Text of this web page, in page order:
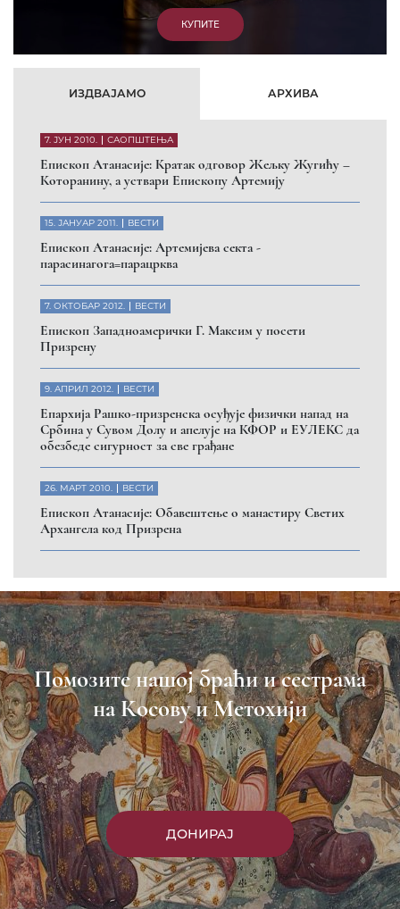
ИЗДВАЈАМО АРХИВА
7. ЈУН 2010. САОПШТЕЊА
Eпископ Атанасије: Кратак одговор Жељку Жугићу –
Которанину, а уствари Епископу Артемију
15. ЈАНУАР 2011. ВЕСТИ
Eпископ Атанасије: Артемијева секта -
парасинагога=парацрква
7. ОКТОБАР 2012. ВЕСТИ
Eпископ Западноамерички Г. Максим у посети
Призрену
9. АПРИЛ 2012. ВЕСТИ
Eпархија Рашко-призренска осуђује физички напад на
Србина у Сувом Долу и апелује на КФОР и ЕУЛЕКС да
обезбеде сигурност за све грађане
26. МАРТ 2010. ВЕСТИ
Eпископ Атанасије: Обавештење о манастиру Светих
Архангела код Призрена
Помозите нашој браћи и сестрама
на Косову и Метохији
ДОНИРАЈ